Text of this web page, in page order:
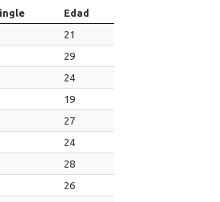
Edad
21
29
24
19
27
24
28
26